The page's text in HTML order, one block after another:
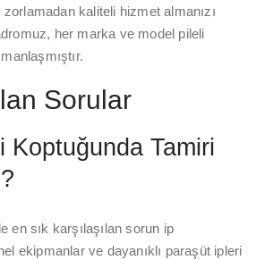
kaliteli hizmet almanızı
her marka ve model pileli
Sorular
Koptuğunda Tamiri
en sık karşılaşılan sorun ip
ekipmanlar ve dayanıklı paraşüt ipleri